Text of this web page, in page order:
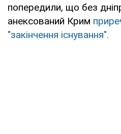
попередили, що без
анексований Крим
"закінчення існування".